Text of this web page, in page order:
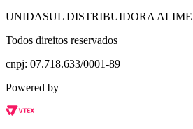
UNIDASUL DISTRIBUIDORA
Todos direitos reservados
cnpj: 07.718.633/0001-89
Powered by